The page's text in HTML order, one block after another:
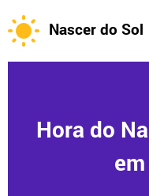
Nascer do Sol
Hora do